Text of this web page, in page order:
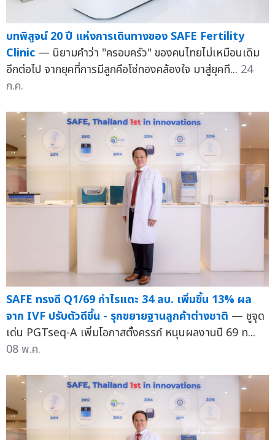
บทพิสูจน์ 20 ปี แห่งการเดินทางของ SAFE Fertility
Clinic — นิยามคำว่า "ครอบครัว" ของคนไทยไม่เหมือนเดิม
อีกต่อไป จากยุคที่การมีลูกคือโซ่ทองคล้องใจ มาสู่ยุคที... 24
ก.ค.
SAFE ทรงดี Q1/69 กำไรแตะ 34 ลบ. เพิ่มขึ้น 13% ผล
จาก IVF ปรับตัวดีขึ้น - รุกขยายฐานลูกค้าต่างชาติ — ชูจุด
เด่น PGTseq-A เพิ่มโอกาสตั้งครรภ์ หนุนผลงานปี 69 ท...
08 พ.ค.